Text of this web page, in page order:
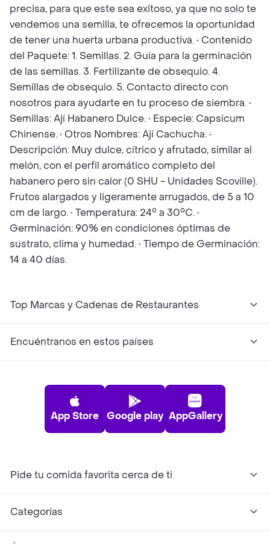
precisa, para que este sea exitoso, ya que no solo te
vendemos una semilla, te ofrecemos la oportunidad
de tener una huerta urbana productiva. • Contenido
del Paquete: 1. Semillas. 2. Guía para la germinación
de las semillas. 3. Fertilizante de obsequio. 4.
Semillas de obsequio. 5. Contacto directo con
nosotros para ayudarte en tu proceso de siembra. •
Semillas: Ají Habanero Dulce. • Especie: Capsicum
Chinense. • Otros Nombres: Ají Cachucha. •
Descripción: Muy dulce, cítrico y afrutado, similar al
melón, con el perfil aromático completo del
habanero pero sin calor (0 SHU - Unidades Scoville).
Frutos alargados y ligeramente arrugados, de 5 a 10
cm de largo. • Temperatura: 24° a 30°C. •
Germinación: 90% en condiciones óptimas de
sustrato, clima y humedad. • Tiempo de Germinación:
14 a 40 días.
Top Marcas y Cadenas de Restaurantes
Encuéntranos en estos países
App Store Google play AppGallery
Pide tu comida favorita cerca de ti
Categorías